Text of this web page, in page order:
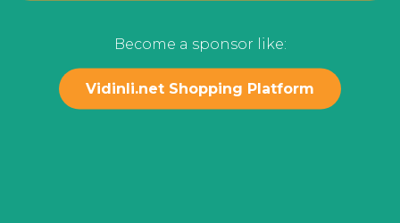
Become a sponsor like:
Vidinli.net Shopping Platform